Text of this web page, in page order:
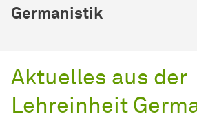
Germanistik
Aktuelles aus der
Lehreinheit